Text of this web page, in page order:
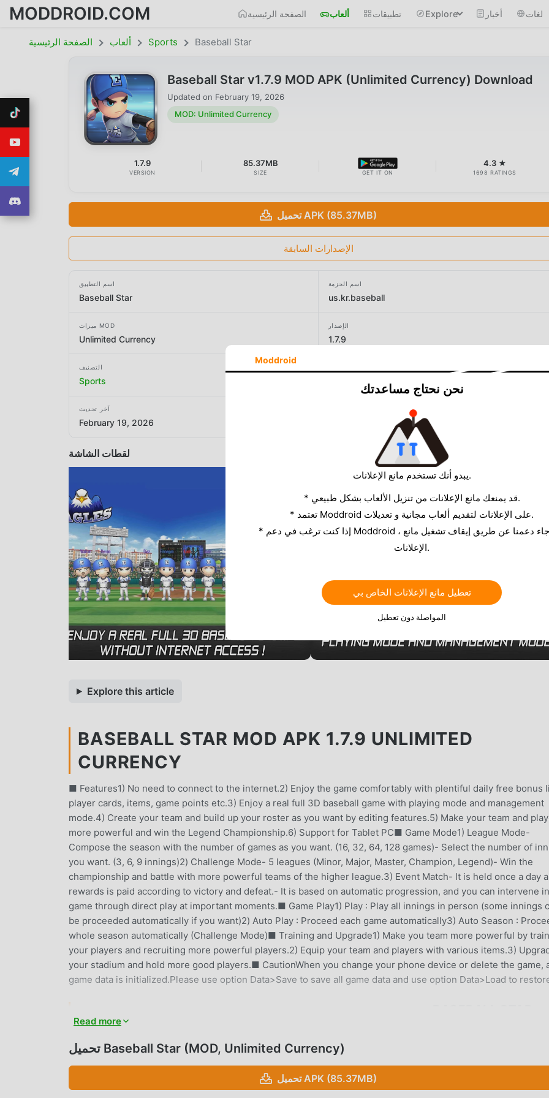
MODDROID.COM الصفحة الرئيسية ألعاب تطبيقات Explore أخبار لغات
الصفحة الرئيسية ألعاب Sports Baseball Star
Baseball Star v1.7.9 MOD APK (Unlimited Currency) Download
Updated on February 19, 2026
MOD: Unlimited Currency
1.7.9
VERSION
85.37MB
SIZE GET IT ON
4.3 ★
1698 RATINGS
تحميل APK (85.37MB)
الإصدارات السابقة
اسم التطبيق
Baseball Star
اسم الحزمة
us.kr.baseball
ميزات MOD
Unlimited Currency
الإصدار
1.7.9
التصنيف
Sports
آخر تحديث
February 19, 2026
لقطات الشاشة
Explore this article
BASEBALL STAR MOD APK 1.7.9 UNLIMITED
CURRENCY
■ Features1) No need to connect to the internet.2) Enjoy the game comfortably with plentiful daily free bonus
player cards, items, game points etc.3) Enjoy a real full 3D baseball game with playing mode and management
mode.4) Create your team and build up your roster as you want by editing features.5) Make your team and
more powerful and win the Legend Championship.6) Support for Tablet PC■ Game Mode1) League Mode-
Compose the season with the number of games as you want. (16, 32, 64, 128 games)- Select the number of
you want. (3, 6, 9 innings)2) Challenge Mode- 5 leagues (Minor, Major, Master, Champion, Legend)- Win the
championship and battle with more powerful teams of the higher league.3) Event Match- It is held once a day
rewards is paid according to victory and defeat.- It is based on automatic progression, and you can intervene
game through direct play at important moments.■ Game Play1) Play : Play all innings in person (some innings
be proceeded automatically if you want)2) Auto Play : Proceed each game automatically3) Auto Season :
whole season automatically (Challenge Mode)■ Training and Upgrade1) Make you team more powerful by
your players and recruiting more powerful players.2) Equip your team and players with various items.3)
your stadium and hold more good players.■ CautionWhen you change your phone device or delete the game,
game data is initialized.Please use option Data>Save to save all game data and use option Data>Load to
sports. إذا كنت ترغب في تنزيل هذه اللعبة ، كأكبر موقع لتنزيل الألعاب المجانية APK في العالم - moddroid هو خيارك الأفضل. لا
المهام الميكانيكية المتكررة في اللعبة ، حتى تتمكن من التركيز على الاستمتاع بالبهجة التي تجلبها اللعبة نفسها. يعد
moddroid بأن أي Baseball Star mod لن يفرض على اللاعبين أي رسوم ، وهو آمن 100٪ ومتاح ومجاني للتثبيت. فقط قم بتنزيل
Read more
تحميل Baseball Star (MOD, Unlimited Currency)
تحميل APK (85.37MB)
Moddroid
نحن نحتاج مساعدتك
يبدو أنك تستخدم مانع الإعلانات.
* قد يمنعك مانع الإعلانات من تنزيل الألعاب بشكل طبيعي.
* تعتمد Moddroid على الإعلانات لتقديم ألعاب مجانية و تعديلات.
* إذا كنت ترغب في دعم Moddroid ، فالرجاء دعمنا عن طريق إيقاف تشغيل مانع
الإعلانات.
تعطيل مانع الإعلانات الخاص بي
المواصلة دون تعطيل